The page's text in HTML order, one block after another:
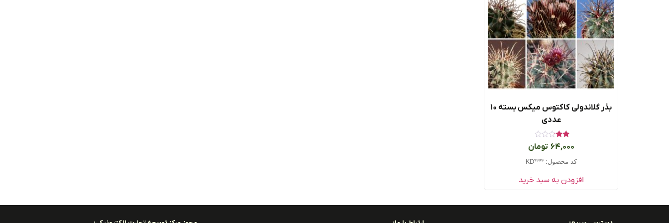
بذر گلاندولی کاکتوس میکس بسته ۱۰
عددی
امتیاز
2.00
64,000 تومان
کد محصول: KD1399
افزودن به سبد خرید